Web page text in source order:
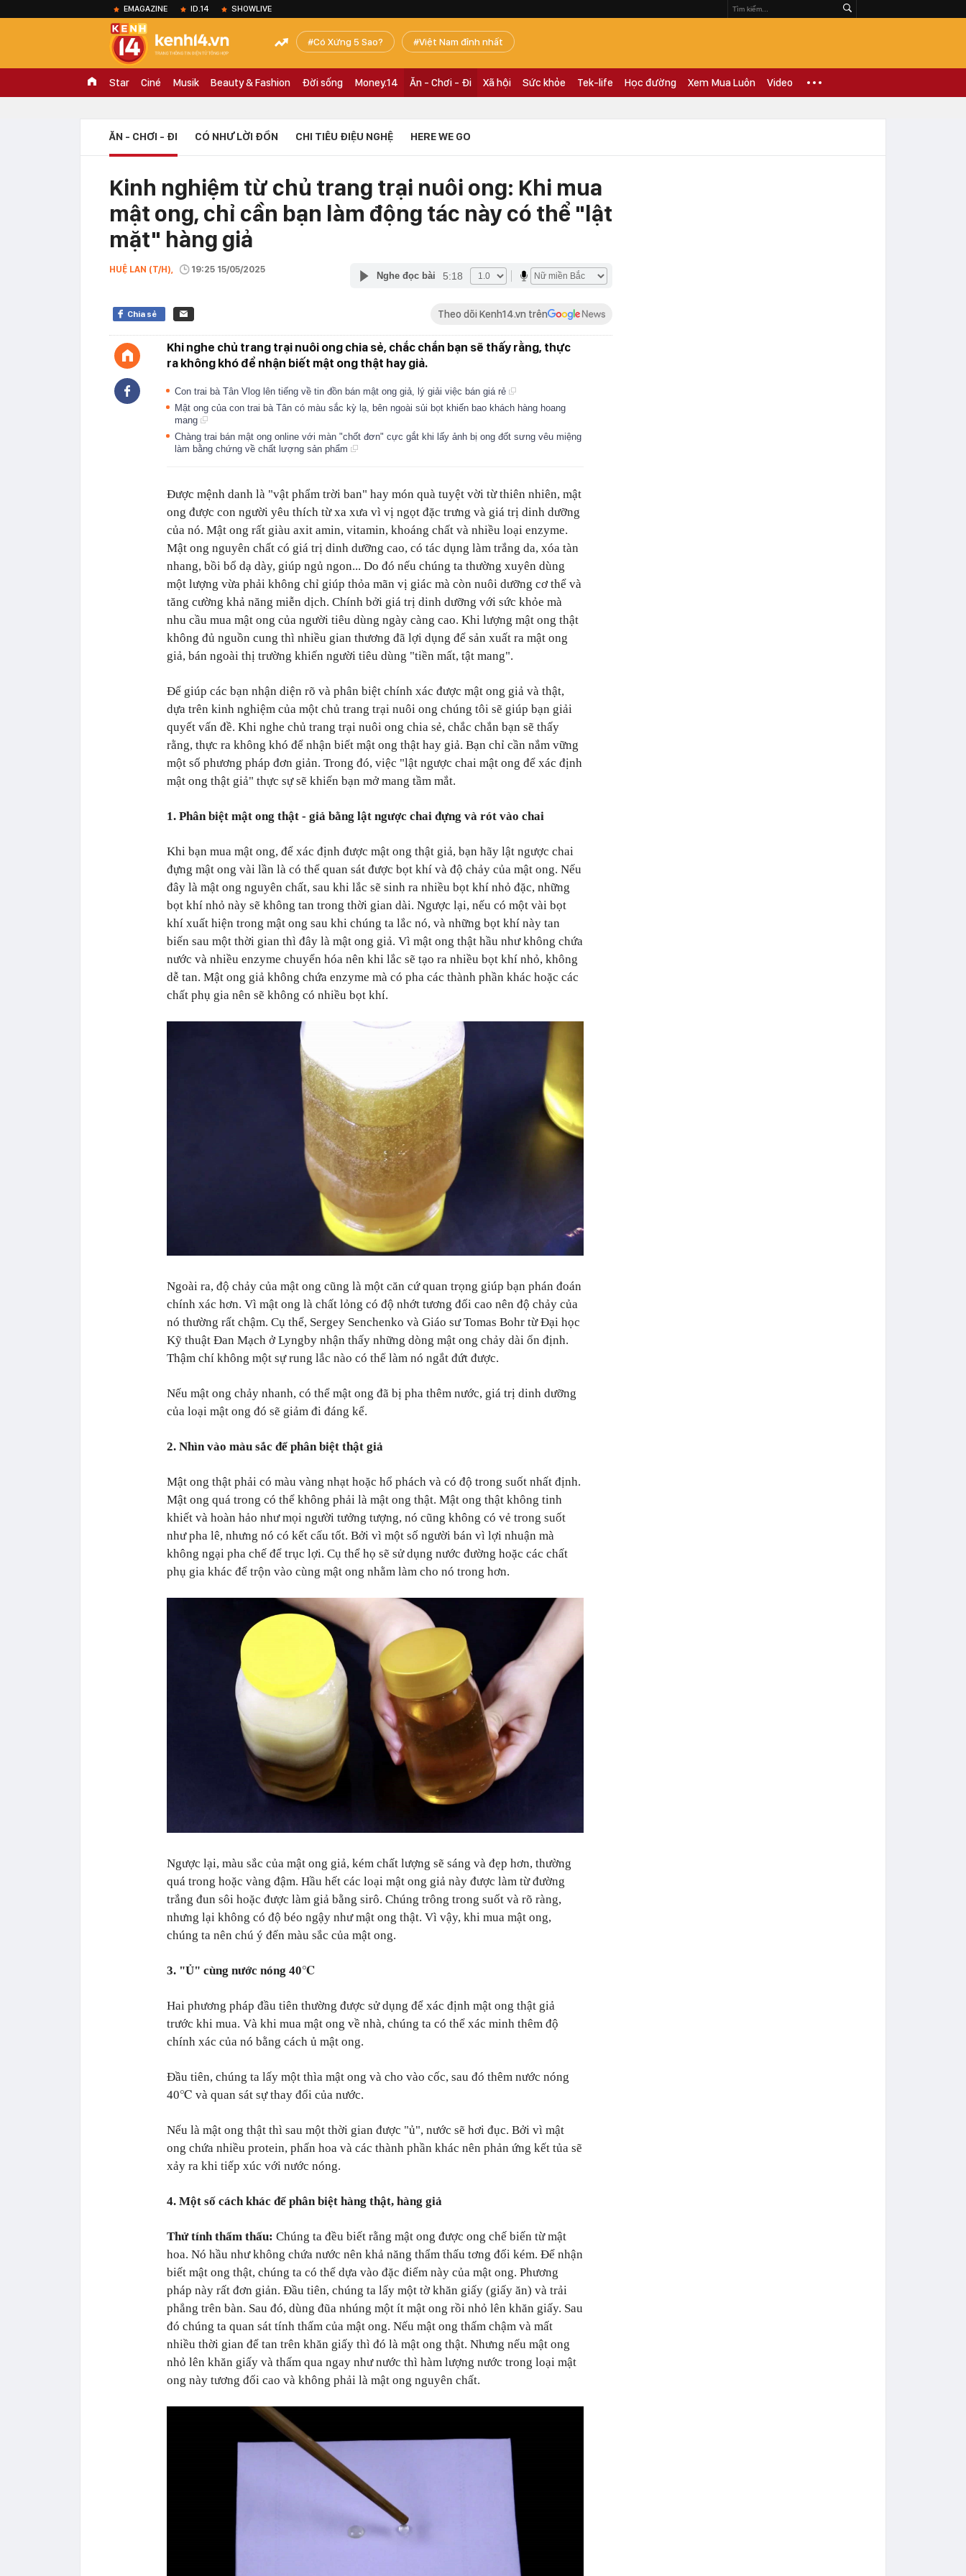
EMAGAZINE ID.14 SHOWLIVE
Có Xứng 5 Sao? Việt Nam đỉnh nhất
Star Ciné Musik Beauty & Fashion Đời sống Money.14 Ăn - Chơi - Đi Xã hội Sức khỏe Tek-life Học đường Xem Mua Luôn Video
ĂN - CHƠI - ĐI CÓ NHƯ LỜI ĐỒN CHI TIÊU ĐIỆU NGHỆ HERE WE GO
Kinh nghiệm từ chủ trang trại nuôi ong: Khi mua
mật ong, chỉ cần bạn làm động tác này có thể "lật
mặt" hàng giả
HUỆ LAN (T/H), 19:25 15/05/2025
Nghe đọc bài 5:18
Chia sẻ Theo dõi Kenh14.vn trên
Khi nghe chủ trang trại nuôi ong chia sẻ, chắc chắn bạn sẽ thấy rằng, thực
ra không khó để nhận biết mật ong thật hay giả.
Con trai bà Tân Vlog lên tiếng về tin đồn bán mật ong giả, lý giải việc bán giá rẻ
Mật ong của con trai bà Tân có màu sắc kỳ lạ, bên ngoài sủi bọt khiến bao khách hàng hoang
mang
Chàng trai bán mật ong online với màn "chốt đơn" cực gắt khi lấy ảnh bị ong đốt sưng vêu miệng
làm bằng chứng về chất lượng sản phẩm
Được mệnh danh là "vật phẩm trời ban" hay món quà tuyệt vời từ thiên nhiên, mật
ong được con người yêu thích từ xa xưa vì vị ngọt đặc trưng và giá trị dinh dưỡng
của nó. Mật ong rất giàu axit amin, vitamin, khoáng chất và nhiều loại enzyme.
Mật ong nguyên chất có giá trị dinh dưỡng cao, có tác dụng làm trắng da, xóa tàn
nhang, bồi bổ dạ dày, giúp ngủ ngon... Do đó nếu chúng ta thường xuyên dùng
một lượng vừa phải không chỉ giúp thỏa mãn vị giác mà còn nuôi dưỡng cơ thể và
tăng cường khả năng miễn dịch. Chính bởi giá trị dinh dưỡng với sức khỏe mà
nhu cầu mua mật ong của người tiêu dùng ngày càng cao. Khi lượng mật ong thật
không đủ nguồn cung thì nhiều gian thương đã lợi dụng để sản xuất ra mật ong
giả, bán ngoài thị trường khiến người tiêu dùng "tiền mất, tật mang".
Để giúp các bạn nhận diện rõ và phân biệt chính xác được mật ong giả và thật,
dựa trên kinh nghiệm của một chủ trang trại nuôi ong chúng tôi sẽ giúp bạn giải
quyết vấn đề. Khi nghe chủ trang trại nuôi ong chia sẻ, chắc chắn bạn sẽ thấy
rằng, thực ra không khó để nhận biết mật ong thật hay giả. Bạn chỉ cần nắm vững
một số phương pháp đơn giản. Trong đó, việc "lật ngược chai mật ong để xác định
mật ong thật giả" thực sự sẽ khiến bạn mở mang tầm mắt.
1. Phân biệt mật ong thật - giả bằng lật ngược chai đựng và rót vào chai
Khi bạn mua mật ong, để xác định được mật ong thật giả, bạn hãy lật ngược chai
đựng mật ong vài lần là có thể quan sát được bọt khí và độ chảy của mật ong. Nếu
đây là mật ong nguyên chất, sau khi lắc sẽ sinh ra nhiều bọt khí nhỏ đặc, những
bọt khí nhỏ này sẽ không tan trong thời gian dài. Ngược lại, nếu có một vài bọt
khí xuất hiện trong mật ong sau khi chúng ta lắc nó, và những bọt khí này tan
biến sau một thời gian thì đây là mật ong giả. Vì mật ong thật hầu như không chứa
nước và nhiều enzyme chuyển hóa nên khi lắc sẽ tạo ra nhiều bọt khí nhỏ, không
dễ tan. Mật ong giả không chứa enzyme mà có pha các thành phần khác hoặc các
chất phụ gia nên sẽ không có nhiều bọt khí.
Ngoài ra, độ chảy của mật ong cũng là một căn cứ quan trọng giúp bạn phán đoán
chính xác hơn. Vì mật ong là chất lỏng có độ nhớt tương đối cao nên độ chảy của
nó thường rất chậm. Cụ thể, Sergey Senchenko và Giáo sư Tomas Bohr từ Đại học
Kỹ thuật Đan Mạch ở Lyngby nhận thấy những dòng mật ong chảy dài ổn định.
Thậm chí không một sự rung lắc nào có thể làm nó ngắt đứt được.
Nếu mật ong chảy nhanh, có thể mật ong đã bị pha thêm nước, giá trị dinh dưỡng
của loại mật ong đó sẽ giảm đi đáng kể.
2. Nhìn vào màu sắc để phân biệt thật giả
Mật ong thật phải có màu vàng nhạt hoặc hổ phách và có độ trong suốt nhất định.
Mật ong quá trong có thể không phải là mật ong thật. Mật ong thật không tinh
khiết và hoàn hảo như mọi người tưởng tượng, nó cũng không có vẻ trong suốt
như pha lê, nhưng nó có kết cấu tốt. Bởi vì một số người bán vì lợi nhuận mà
không ngại pha chế để trục lợi. Cụ thể họ sẽ sử dụng nước đường hoặc các chất
phụ gia khác để trộn vào cùng mật ong nhằm làm cho nó trong hơn.
Ngược lại, màu sắc của mật ong giả, kém chất lượng sẽ sáng và đẹp hơn, thường
quá trong hoặc vàng đậm. Hầu hết các loại mật ong giả này được làm từ đường
trắng đun sôi hoặc được làm giả bằng sirô. Chúng trông trong suốt và rõ ràng,
nhưng lại không có độ béo ngậy như mật ong thật. Vì vậy, khi mua mật ong,
chúng ta nên chú ý đến màu sắc của mật ong.
3. "Ủ" cùng nước nóng 40℃
Hai phương pháp đầu tiên thường được sử dụng để xác định mật ong thật giả
trước khi mua. Và khi mua mật ong về nhà, chúng ta có thể xác minh thêm độ
chính xác của nó bằng cách ủ mật ong.
Đầu tiên, chúng ta lấy một thìa mật ong và cho vào cốc, sau đó thêm nước nóng
40℃ và quan sát sự thay đổi của nước.
Nếu là mật ong thật thì sau một thời gian được "ủ", nước sẽ hơi đục. Bởi vì mật
ong chứa nhiều protein, phấn hoa và các thành phần khác nên phản ứng kết tủa sẽ
xảy ra khi tiếp xúc với nước nóng.
4. Một số cách khác để phân biệt hàng thật, hàng giả
Thử tính thẩm thấu: Chúng ta đều biết rằng mật ong được ong chế biến từ mật
hoa. Nó hầu như không chứa nước nên khả năng thẩm thấu tơng đối kém. Để nhận
biết mật ong thật, chúng ta có thể dựa vào đặc điểm này của mật ong. Phương
pháp này rất đơn giản. Đầu tiên, chúng ta lấy một tờ khăn giấy (giấy ăn) và trải
phẳng trên bàn. Sau đó, dùng đũa nhúng một ít mật ong rồi nhỏ lên khăn giấy. Sau
đó chúng ta quan sát tính thấm của mật ong. Nếu mật ong thấm chậm và mất
nhiều thời gian để tan trên khăn giấy thì đó là mật ong thật. Nhưng nếu mật ong
nhỏ lên khăn giấy và thấm qua ngay như nước thì hàm lượng nước trong loại mật
ong này tương đối cao và không phải là mật ong nguyên chất.